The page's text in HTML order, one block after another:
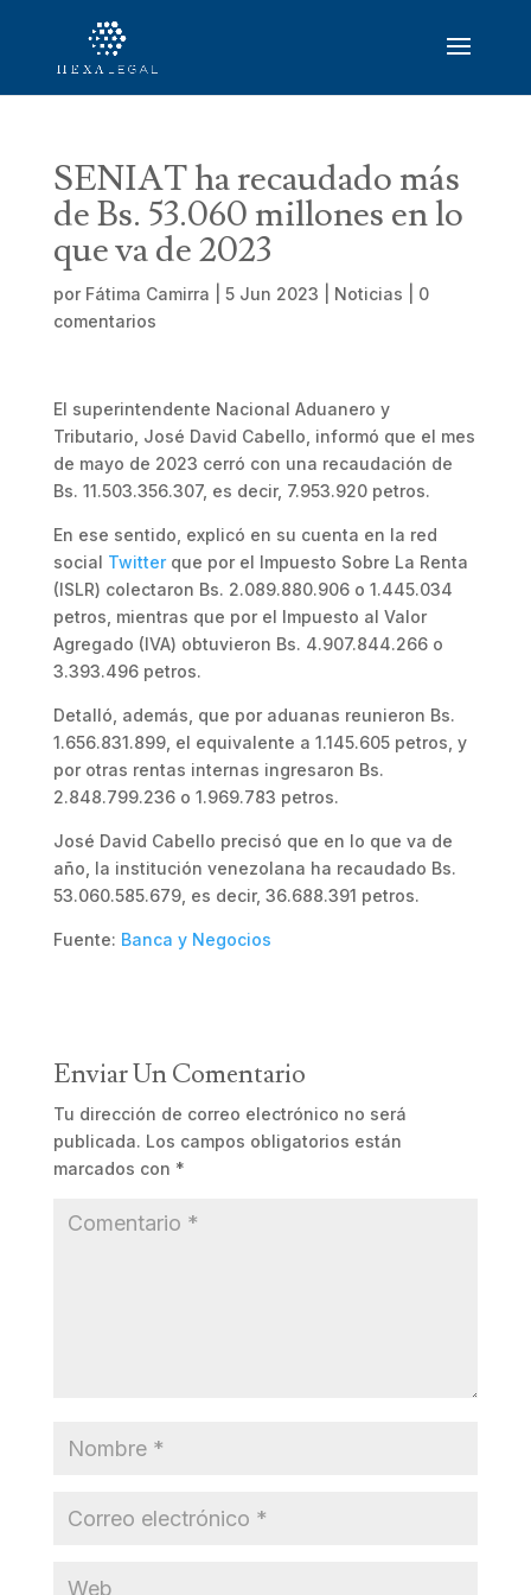
SENIAT ha recaudado más
de Bs. 53.060 millones en lo
que va de 2023
por Fátima Camirra 5 Jun 2023 Noticias
0
comentarios
El superintendente Nacional Aduanero y
Tributario, José David Cabello, informó que el mes
de mayo de 2023 cerró con una recaudación de
Bs. 11.503.356.307, es decir, 7.953.920 petros.
En ese sentido, explicó en su cuenta en la red
social Twitterque por el Impuesto Sobre La Renta
(ISLR) colectaron Bs. 2.089.880.906 o 1.445.034
petros, mientras que por el Impuesto al Valor
Agregado (IVA) obtuvieron Bs. 4.907.844.266 o
3.393.496 petros.
Detalló, además, que por aduanas reunieron Bs.
1.656.831.899, el equivalente a 1.145.605 petros, y
por otras rentas internas ingresaron Bs.
2.848.799.236 o 1.969.783 petros.
José David Cabello precisó que en lo que va de
año, la institución venezolana ha recaudado Bs.
53.060.585.679, es decir, 36.688.391 petros.
Fuente: Banca y Negocios
Enviar Un Comentario
Tu dirección de correo electrónico no será
publicada. Los campos obligatorios están
marcados con *